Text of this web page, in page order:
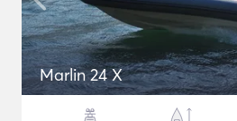
Marlin 24 X